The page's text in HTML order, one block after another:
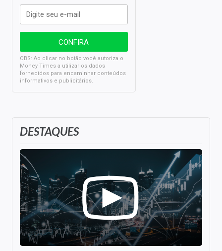
DESTAQUES
OBS: Ao clicar no botão você autoriza o
Money Times a utilizar os dados
fornecidos para encaminhar conteúdos
informativos e publicitários.